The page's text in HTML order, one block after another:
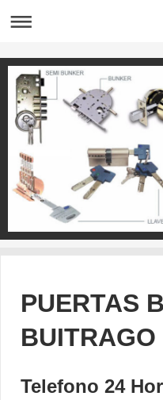
PUERTAS
Telefono 24